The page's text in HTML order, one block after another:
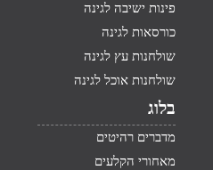
פינות ישיבה לגינה
כורסאות לגינה
שולחנות עץ לגינה
שולחנות אוכל לגינה
בלוג
מדברים רהיטים
מאחורי הקלעים